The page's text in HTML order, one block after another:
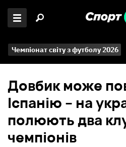
Чемпіонат світу з футболу 2026
Довбик може
Іспанію – на
полюють два
чемпіонів